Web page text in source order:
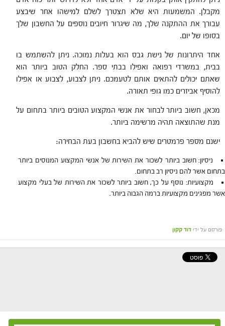
מקבלן. המשמעות היא שלא תצטרך לשלם למישהו אחר שיבצע
עבורך את ההתקנה שלך, מה שיגרור חיובים נוספים על החשבון שלך
בסופו של יום.
אחד היתרונות של נישת גבס הוא בעלות נמוכה. ניתן להשתמש בו
בבית, במשרדי רפואה ואפילו בבתי ספר. החלק הטוב ביותר הוא
שאתם יכולים להתאים אותם לטעמכם. ניתן לצבוע, לצבוע או אפילו
להוסיף אביזרים כמו גופי תאורה.
מכאן, חשוב ביותר לבחור את אנשי המקצוע הטובים ביותר בתחום על
מנת שהתוצאה תהיה מרשימה ביותר.
ישנם מספר פרמטרים שיש להביא בחשבון בעת הבחירה:
ניסיון: חשוב ביותר לשכור את השירות של אנשי המקצוע המנוסים ביותר
בתחום אשר להם ניסיון רב בתחום.
מקצועיות: נוסף על כך, חשוב ביותר לשכור את השירות של בעלי מקצוע
אשר מפגינים מקצועיות ברמה הגבוה ביותר.
פורסם על ידי דוד קקון